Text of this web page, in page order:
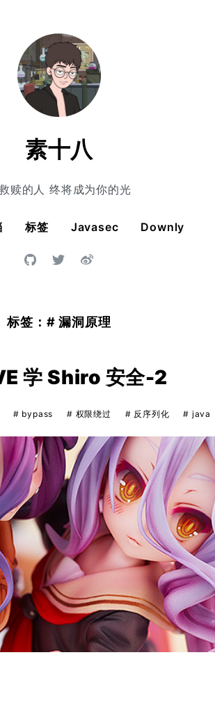
素十八
赎的人 终将成为你的光
标签 Javasec Downly
标签：# 漏洞原理
学 Shiro 安全-2
# bypass # 权限绕过 # 反序列化 # java